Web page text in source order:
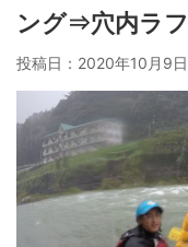
ング⇒穴内ラ
投稿日： 2020年10月9日